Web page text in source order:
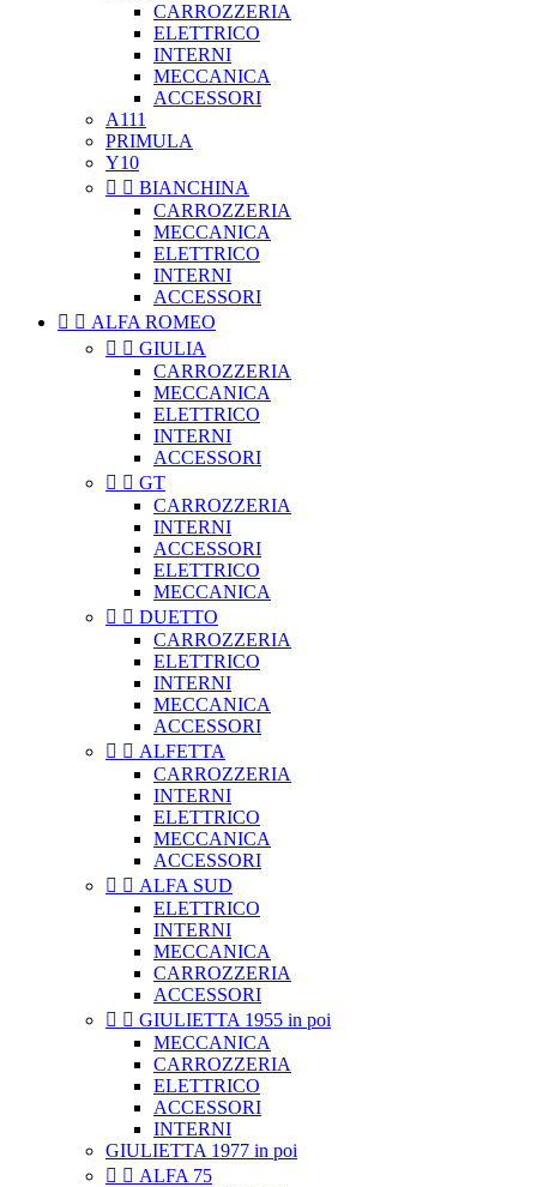
CARROZZERIA
ELETTRICO
INTERNI
MECCANICA
ACCESSORI
A111
PRIMULA
Y10
  BIANCHINA
CARROZZERIA
MECCANICA
ELETTRICO
INTERNI
ACCESSORI
  ALFA ROMEO
  GIULIA
CARROZZERIA
MECCANICA
ELETTRICO
INTERNI
ACCESSORI
  GT
CARROZZERIA
INTERNI
ACCESSORI
ELETTRICO
MECCANICA
  DUETTO
CARROZZERIA
ELETTRICO
INTERNI
MECCANICA
ACCESSORI
  ALFETTA
CARROZZERIA
INTERNI
ELETTRICO
MECCANICA
ACCESSORI
  ALFA SUD
ELETTRICO
INTERNI
MECCANICA
CARROZZERIA
ACCESSORI
  GIULIETTA 1955 in poi
MECCANICA
CARROZZERIA
ELETTRICO
ACCESSORI
INTERNI
GIULIETTA 1977 in poi
  ALFA 75